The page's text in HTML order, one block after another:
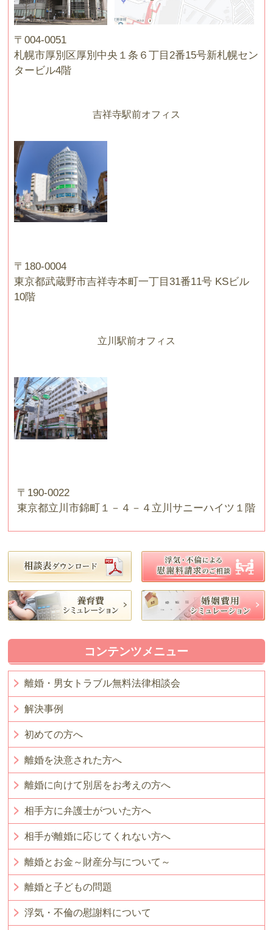
〒004-0051
札幌市厚別区厚別中央１条６丁目2番15号新札幌セン
タービル4階
吉祥寺駅前オフィス
〒180-0004
東京都武蔵野市吉祥寺本町一丁目31番11号 KSビル
10階
立川駅前オフィス
〒190-0022
東京都立川市錦町１－４－４立川サニーハイツ１階
コンテンツメニュー
離婚・男女トラブル無料法律相談会
解決事例
初めての方へ
離婚を決意された方へ
離婚に向けて別居をお考えの方へ
相手方に弁護士がついた方へ
相手が離婚に応じてくれない方へ
離婚とお金～財産分与について～
離婚と子どもの問題
浮気・不倫の慰謝料について